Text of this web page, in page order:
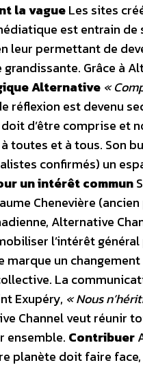
la vagueLes sites
est entrain
permettant de
grandissante. Grâce à
Alternative «
réflexion est devenu
d’être comprise et
et à tous. Son
confirmés) un
un intérêt commun
Chenevière
Alternative
l’intérêt
marque un
La
Exupéry, « Nous
Channel veut réunir
ensemble. Contribuer
planète doit faire